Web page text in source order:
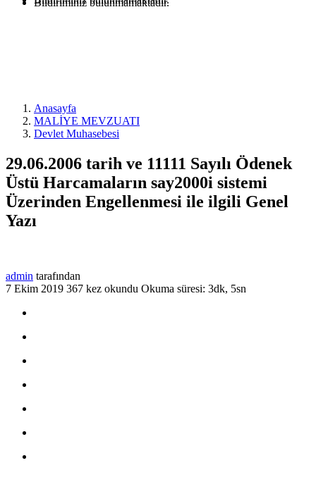
Bildiriminiz bulunmamaktadır.
Anasayfa
MALİYE MEVZUATI
Devlet Muhasebesi
29.06.2006 tarih ve 11111 Sayılı Ödenek
Üstü Harcamaların say2000i sistemi
Üzerinden Engellenmesi ile ilgili Genel
Yazı
admin tarafından
7 Ekim 2019 367 kez okundu Okuma süresi: 3dk, 5sn